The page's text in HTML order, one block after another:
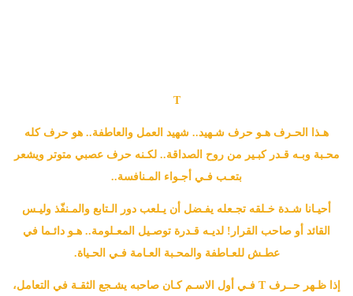
T
هـذا الحـرف هـو حرف شـهيد.. شهيد العمل والعاطفة.. هو حرف كله
محـبة وبـه قـدر كبـير من روح الصداقة.. لكـنه حرف عصبي متوتر ويشعر
بتعـب فـي أجـواء المـنافسة..
أحيـانا شـدة خـلقه تجـعله يفـضل أن يـلعب دور الـتابع والمـنفّذ وليـس
القائد أو صاحب القرار! لديـه قـدرة توصـيل المعـلومة.. هـو دائـما في
عطـش للعـاطفة والمحـبة العـامة فـي الحـياة.
إذا ظـهر حــرف T فـي أول الاسـم كـان صاحبه يشـجع الثقـة في التعامل،